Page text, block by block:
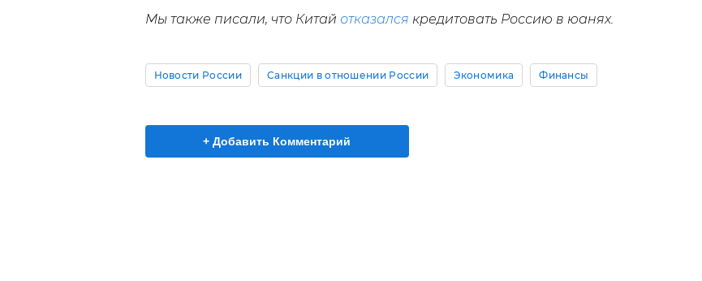
Мы также писали, что Китай отказался кредитовать Россию в юанях.
Новости России Санкции в отношении России Экономика Финансы
+ Добавить Комментарий